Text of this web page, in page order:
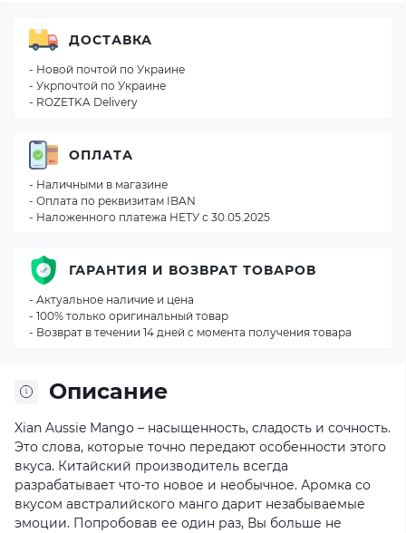
Описание
Xian Aussie Mango – насыщенность, сладость и сочность.
Это слова, которые точно передают особенности этого
вкуса. Китайский производитель всегда
разрабатывает что-то новое и необычное. Аромка со
вкусом австралийского манго дарит незабываемые
эмоции. Попробовав ее один раз, Вы больше не
ДОСТАВКА
- Новой почтой по Украине
- Укрпочтой по Украине
- ROZETKA Delivery
ОПЛАТА
- Наличными в магазине
- Оплата по реквизитам IBAN
- Наложенного платежа НЕТУ с 30.05.2025
ГАРАНТИЯ И ВОЗВРАТ ТОВАРОВ
- Актуальное наличие и цена
- 100% только оригинальный товар
- Возврат в течении 14 дней с момента получения товара